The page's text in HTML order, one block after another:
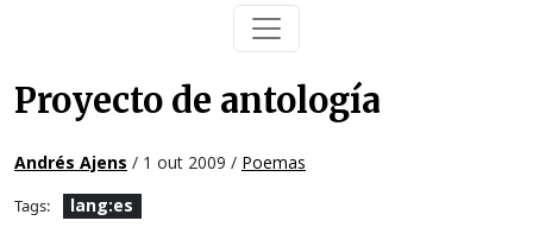
Proyecto de antología
Andrés Ajens / 1 out 2009 / Poemas
Tags: lang:es